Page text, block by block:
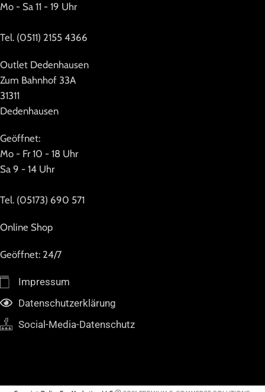
Mo - Sa 11 - 19 Uhr
Tel. (0511) 2155 4366
Outlet Dedenhausen
Zum Bahnhof 33A
31311
Dedenhausen
Geöffnet:
Mo - Fr 10 - 18 Uhr
Sa 9 - 14 Uhr
Tel. (05173) 690 571
Online Shop
Geöffnet: 24/7
Impressum
Datenschutzerklärung
Social-Media-Datenschutz